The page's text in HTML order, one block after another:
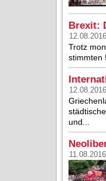
Brexit:
12.08.2016
Trotz
stimmten
12.08.2016
und...
11.08.2016